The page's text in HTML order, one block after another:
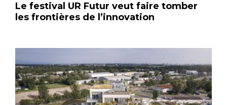
Le festival UR Futur veut faire tomber
les frontières de l’innovation